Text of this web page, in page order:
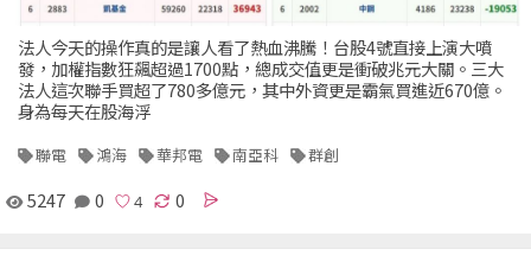
法人今天的操作真的是讓人看了熱血沸騰！台股4號直接上演大噴
發，加權指數狂飆超過1700點，總成交值更是衝破兆元大關。三大
法人這次聯手買超了780多億元，其中外資更是霸氣買進近670億。
身為每天在股海浮
聯電 鴻海 華邦電 南亞科 群創
5247 0 0